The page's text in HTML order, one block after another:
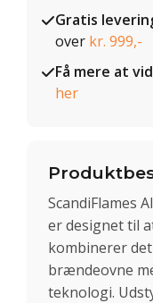
Gratis
over kr. 999,-
Få mere at
her
ScandiFlames
er designet til
kombinerer
brændeovne
teknologi.